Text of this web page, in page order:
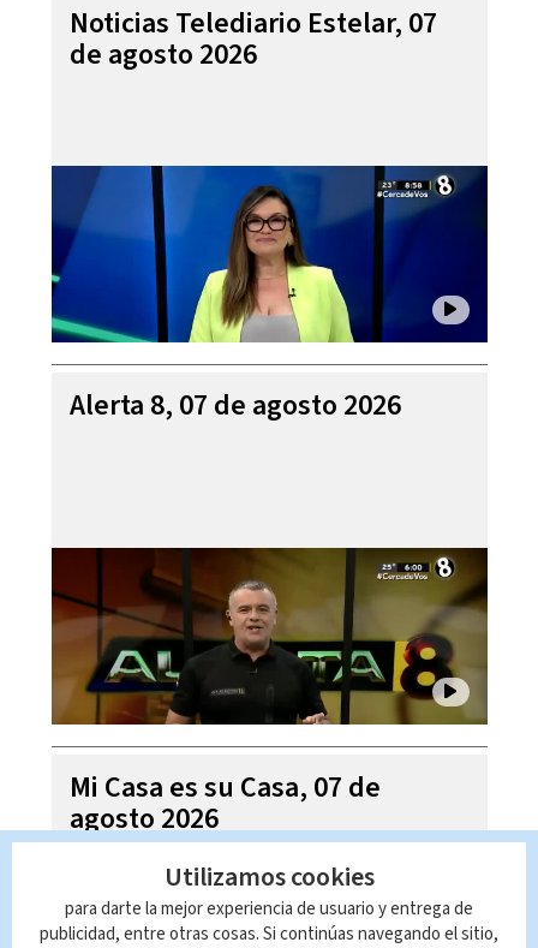
Noticias Telediario Estelar, 07
de agosto 2026
Alerta 8, 07 de agosto 2026
Mi Casa es su Casa, 07 de
agosto 2026
Utilizamos cookies
para darte la mejor experiencia de usuario y entrega de
publicidad, entre otras cosas. Si continúas navegando el sitio,